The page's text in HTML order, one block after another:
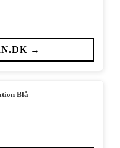
→
Blå